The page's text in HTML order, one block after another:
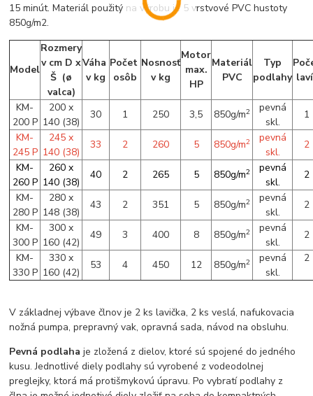
15 minút. Materiál použitý na výrobu je 5 vrstvové PVC hustoty
850g/m2.
Model
Rozmery
v cm D x
Š (ø
valca)
Váha
v kg
Počet
osôb
Nosnosť
v kg
Motor
max.
HP
Materiál
PVC
Typ
podlahy
KM-
200 P
200 x
140 (38)
30 1 250 3,5 850g/m2
pevná
skl.
1
KM-
245 P
245 x
140 (38)
33 2 260 5 850g/m2
pevná
skl.
2
KM-
260 P
260 x
140 (38)
40 2 265 5 850g/m2
pevná
skl.
2
KM-
280 P
280 x
148 (38)
43 2 351 5 850g/m2
pevná
skl.
2
KM-
300 P
300 x
160 (42)
49 3 400 8 850g/m2
pevná
skl.
2
KM-
330 P
330 x
160 (42)
53 4 450 12 850g/m2
pevná
skl.
2
V základnej výbave člnov je 2 ks lavička, 2 ks veslá, nafukovacia
nožná pumpa, prepravný vak, opravná sada, návod na obsluhu.
Pevná podlaha je zložená z dielov, ktoré sú spojené do jedného
kusu. Jednotlivé diely podlahy sú vyrobené z vodeodolnej
preglejky, ktorá má protišmykovú úpravu. Po vybratí podlahy z